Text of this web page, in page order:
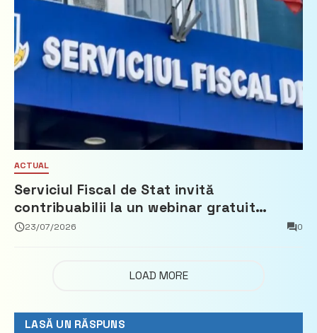
ACTUAL
Serviciul Fiscal de Stat invită
contribuabilii la un webinar gratuit
privind calculul impozitului pe bunurile
23/07/2026 0
LOAD MORE
LASĂ UN RĂSPUNS